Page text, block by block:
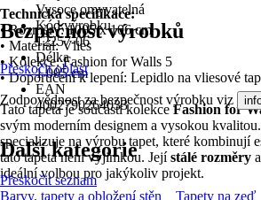
Vysoce omyvatelná
Kód výrobku
12257-06
Délka
1 005 cm
EAN
4002790264033
Technická specifikace:
• Rozměry: 1005 x 106 cm
• Materiál: Vlies
• Kolekce: Fashion for Walls 5
• Doporučení k lepení: Lepidlo na vliesové
Tato tapeta je součástí kolekceFashion for
svým moderním designem a vysokou
specializuje na výrobu tapet, které kombinují
tato tapeta není výjimkou. Jejístálé rozměry
ideální volbou pro jakýkoliv projekt.
Bezpečnost výrobků
Přeskočit oblast
Zodpovědnost za bezpečnost výrobku viz
Další kategorie
Přeskočit seznam
Barvy, tapety a obložení stěn
Tapety na zeď